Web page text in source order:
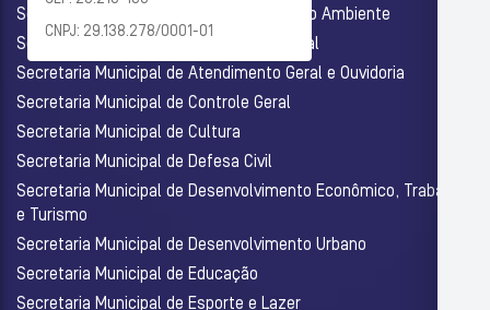
CNPJ: 29.138.278/0001-01
Secretaria Municipal de Agricultura e Meio Ambiente
Secretaria Municipal de Assistência Social
Secretaria Municipal de Atendimento Geral e Ouvidoria
Secretaria Municipal de Controle Geral
Secretaria Municipal de Cultura
Secretaria Municipal de Defesa Civil
Secretaria Municipal de Desenvolvimento Econômico, Trabalho
e Turismo
Secretaria Municipal de Desenvolvimento Urbano
Secretaria Municipal de Educação
Secretaria Municipal de Esporte e Lazer